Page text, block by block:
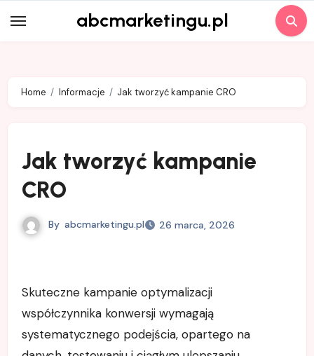
to
abcmarketingu.pl
Home Informacje Jak tworzyć kampanie CRO
Jak tworzyć kampanie
CRO
By abcmarketingu.pl 26 marca, 2026
Skuteczne kampanie optymalizacji
współczynnika konwersji wymagają
systematycznego podejścia, opartego na